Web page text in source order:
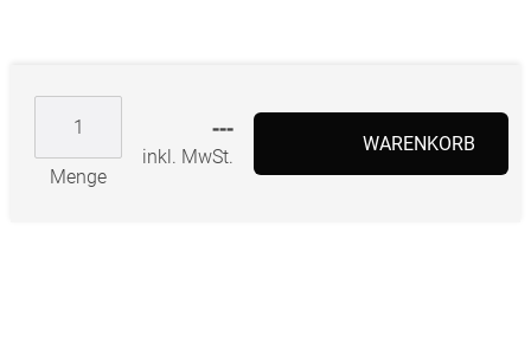
Menge
---
inkl. MwSt.
WARENKORB